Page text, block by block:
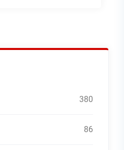
380
86